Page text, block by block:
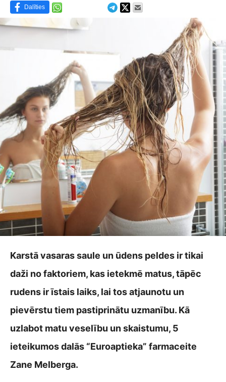
Dalīties
Karstā vasaras saule un ūdens peldes ir tikai
daži no faktoriem, kas ietekmē matus, tāpēc
rudens ir īstais laiks, lai tos atjaunotu un
pievērstu tiem pastiprinātu uzmanību. Kā
uzlabot matu veselību un skaistumu, 5
ieteikumos dalās “Euroaptieka” farmaceite
Zane Melberga.